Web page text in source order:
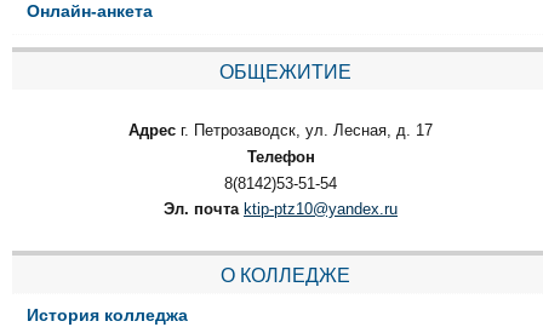
Онлайн-анкета
ОБЩЕЖИТИЕ
Адрес г. Петрозаводск, ул. Лесная, д. 17
Телефон
8(8142)53-51-54
Эл. почта ktip-ptz10@yandex.ru
О КОЛЛЕДЖЕ
История колледжа